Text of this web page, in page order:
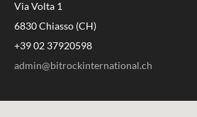
Via Volta 1
6830 Chiasso (CH)
+39 02 37920598
admin@bitrockinternational.ch